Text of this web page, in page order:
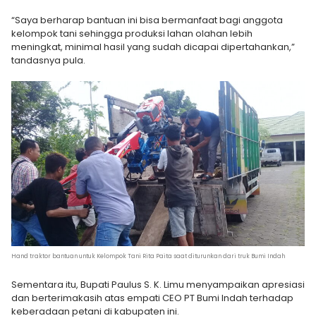
“Saya berharap bantuan ini bisa bermanfaat bagi anggota
kelompok tani sehingga produksi lahan olahan lebih
meningkat, minimal hasil yang sudah dicapai dipertahankan,”
tandasnya pula.
Hand traktor bantuan untuk Kelompok Tani Rita Paita saat diturunkan dari truk Bumi Indah
Sementara itu, Bupati Paulus S. K. Limu menyampaikan apresiasi
dan berterimakasih atas empati CEO PT Bumi Indah terhadap
keberadaan petani di kabupaten ini.